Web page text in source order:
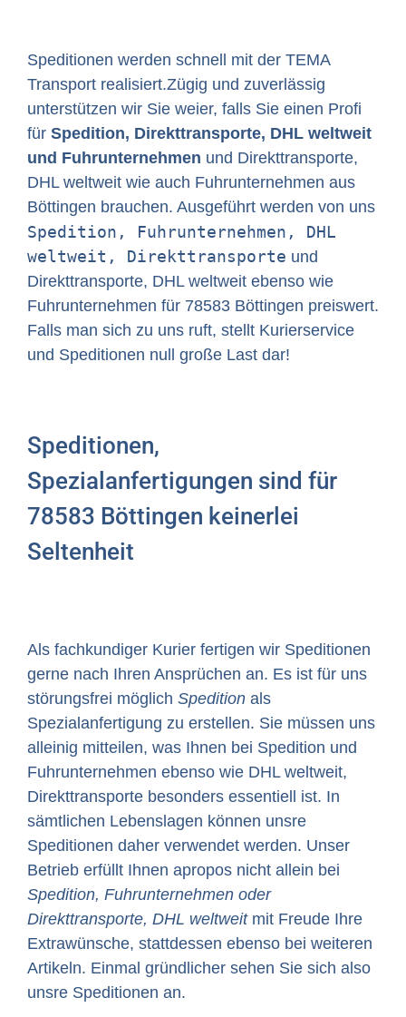
Speditionen werden schnell mit der TEMA
Transport realisiert.Zügig und zuverlässig
unterstützen wir Sie weier, falls Sie einen Profi
für Spedition, Direkttransporte, DHL weltweit
und Fuhrunternehmen und Direkttransporte,
DHL weltweit wie auch Fuhrunternehmen aus
Böttingen brauchen. Ausgeführt werden von uns
Spedition, Fuhrunternehmen, DHL
weltweit, Direkttransporte und
Direkttransporte, DHL weltweit ebenso wie
Fuhrunternehmen für 78583 Böttingen preiswert.
Falls man sich zu uns ruft, stellt Kurierservice
und Speditionen null große Last dar!
Speditionen,
Spezialanfertigungen sind für
78583 Böttingen keinerlei
Seltenheit
Als fachkundiger Kurier fertigen wir Speditionen
gerne nach Ihren Ansprüchen an. Es ist für uns
störungsfrei möglich Spedition als
Spezialanfertigung zu erstellen. Sie müssen uns
alleinig mitteilen, was Ihnen bei Spedition und
Fuhrunternehmen ebenso wie DHL weltweit,
Direkttransporte besonders essentiell ist. In
sämtlichen Lebenslagen können unsre
Speditionen daher verwendet werden. Unser
Betrieb erfüllt Ihnen apropos nicht allein bei
Spedition, Fuhrunternehmen oder
Direkttransporte, DHL weltweitmit Freude Ihre
Extrawünsche, stattdessen ebenso bei weiteren
Artikeln. Einmal gründlicher sehen Sie sich also
unsre Speditionen an.